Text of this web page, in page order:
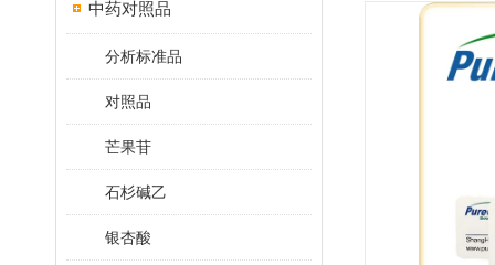
中药对照品
分析标准品
对照品
芒果苷
石杉碱乙
银杏酸